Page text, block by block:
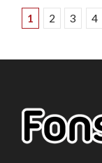
1 2 3 4